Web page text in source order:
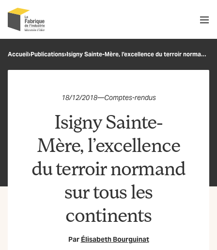
Recherche
Accueil›Publications› Isigny Sainte-Mère, l’excellence du terroir normand sur tous les continents
18/12/2018—Comptes-rendus
Isigny Sainte-
Mère, l’excellence
du terroir normand
sur tous les
continents
Par Élisabeth Bourguinat